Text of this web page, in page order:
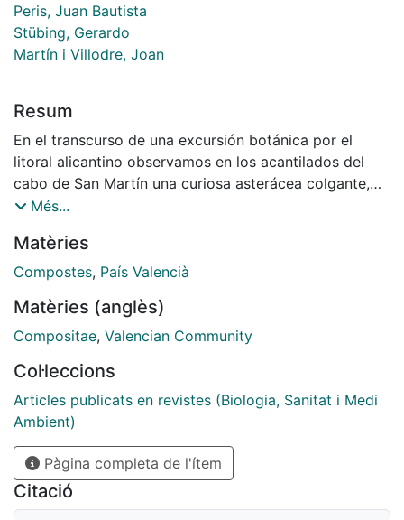
Peris, Juan Bautista
Stübing, Gerardo
Martín i Villodre, Joan
Resum
En el transcurso de una excursión botánica por el
litoral alicantino observamos en los acantilados del
cabo de San Martín una curiosa asterácea colgante,
de flores rosado-purpúreas. Su recolección y posterior
nuevo Cheirolophus Cass., género que según las floras
al uso únicamente está representado en el territorio
Més...
Matèries
Compostes, País Valencià
Matèries (anglès)
Compositae, Valencian Community
Col·leccions
Articles publicats en revistes (Biologia, Sanitat i Medi
Ambient)
Pàgina completa de l'ítem
Citació